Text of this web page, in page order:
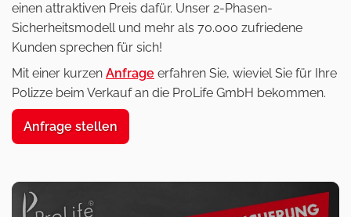
einen attraktiven Preis dafür. Unser 2-Phasen-
Sicherheitsmodell und mehr als 70.000 zufriedene
Kunden sprechen für sich!
Mit einer kurzen Anfrage erfahren Sie, wieviel Sie für Ihre
Polizze beim Verkauf an die ProLife GmbH bekommen.
Anfrage stellen